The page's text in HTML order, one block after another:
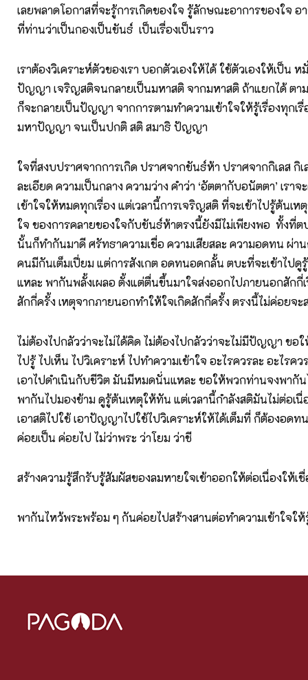
เลยพลาดโอกาสที่จะรู้การเกิดของใจ รู้ลักษณะอาการของใจ อ
ที่ท่านว่าเป็นกองเป็นขันธ์ เป็นเรื่องเป็นราว
เราต้องวิเคราะห์ตัวของเรา บอกตัวเองให้ได้ ใช้ตัวเองให้เป็น
ปัญญา เจริญสติจนกลายเป็นมหาสติ จากมหาสติ ถ้าแยกได้ ตาม
ก็จะกลายเป็นปัญญา จากการตามทำความเข้าใจให้รู้เรื่องทุกเรื่
มหาปัญญา จนเป็นปกติ สติ สมาธิ ปัญญา
ใจที่สงบปราศจากการเกิด ปราศจากขันธ์ห้า ปราศจากกิเลส กิเ
ละเอียด ความเป็นกลาง ความว่าง คำว่า ‘อัตตากับอนัตตา’ เรา
เข้าใจให้หมดทุกเรื่อง แต่เวลานี้การเจริญสติ ที่จะเข้าไปรู้ต้นเห
ใจ ของการคลายของใจกับขันธ์ห้าตรงนี้ยังมีไม่เพียงพอ ทั้งที่
นั้นก็ทำกันมาดี ศรัทธาความเชื่อ ความเสียสละ ความอดทน ผ่าน
คนมีกันเต็มเปี่ยม แต่การสังเกต อดทนอดกลั้น ตบะที่จะเข้าไปดู
แหละ พากันพลั้งเผลอ ตั้งแต่ตื่นขึ้นมาใจส่งออกไปภายนอกสักกี่
สักกี่ครั้ง เหตุจากภายนอกทำให้ใจเกิดสักกี่ครั้ง ตรงนี้ไม่ค่อยจ
ไม่ต้องไปกลัวว่าจะไม่ได้คิด ไม่ต้องไปกลัวว่าจะไม่มีปัญญา ขอ
ไปรู้ ไปเห็น ไปวิเคราะห์ ไปทำความเข้าใจ อะไรควรละ อะไรค
เอาไปดำเนินกับชีวิต มันมีหมดนั่นแหละ ขอให้พวกท่านจงพากัน
พากันไปมองข้าม ดูรู้ต้นเหตุให้ทัน แต่เวลานี้กำลังสติมันไม่ต่อเนื่
เอาสติไปใช้ เอาปัญญาไปใช้ไปวิเคราะห์ให้ได้เต็มที่ ก็ต้องอด
ค่อยเป็น ค่อยไป ไม่ว่าพระ ว่าโยม ว่าชี
สร้างความรู้สึกรับรู้สัมผัสของลมหายใจเข้าออกให้ต่อเนื่องให้เ
พากันไหว้พระพร้อม ๆ กันค่อยไปสร้างสานต่อทำความเข้าใจใ